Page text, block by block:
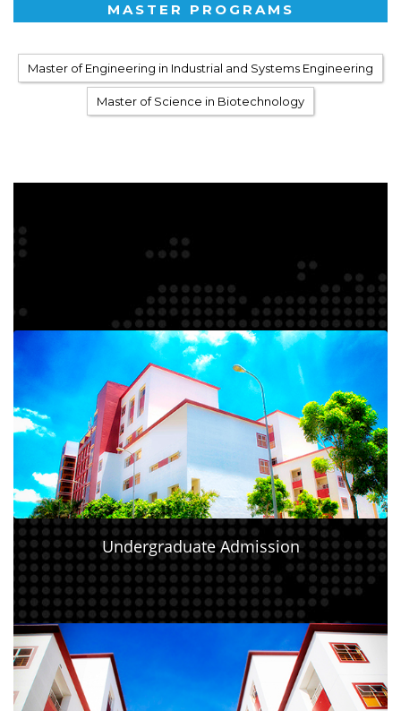
MASTER PROGRAMS
Master of Engineering in Industrial and Systems Engineering
Master of Science in Biotechnology
Undergraduate Admission